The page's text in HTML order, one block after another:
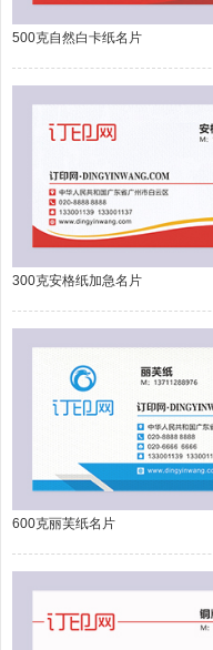
500克自然白卡纸名片
300克安格纸加急名片
600克丽芙纸名片